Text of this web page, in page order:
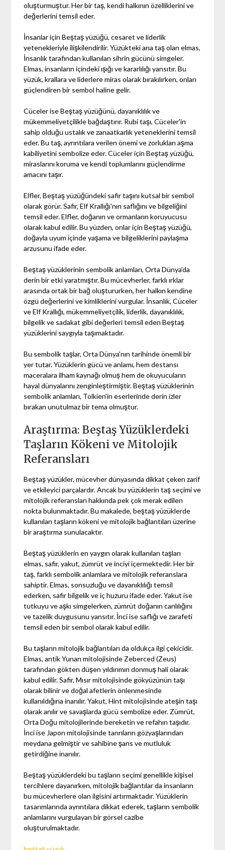
oluşturmuştur. Her bir taş, kendi halkının özelliklerini ve
değerlerini temsil eder.
İnsanlar için Beştaş yüzüğü, cesaret ve liderlik
yetenekleriyle ilişkilendirilir. Yüzükteki ana taş olan elmas,
İnsanlık tarafından kullanılan sihrin gücünü simgeler.
Elmas, insanların içindeki ışığı ve kararlılığı yansıtır. Bu
yüzük, krallara ve liderlere miras olarak bırakılırken, onları
güçlendiren bir sembol haline gelir.
Cüceler ise Beştaş yüzüğünü, dayanıklılık ve
mükemmeliyetçilikle bağdaştırır. Rubi taşı, Cüceler'in
sahip olduğu ustalık ve zanaatkarlık yeteneklerini temsil
eder. Bu taş, ayrıntılara verilen önemi ve zorlukları aşma
kabiliyetini sembolize eder. Cüceler için Beştaş yüzüğü,
miraslarını koruma ve kendi toplumlarını güçlendirme
amacını taşır.
Elfler, Beştaş yüzüğündeki safir taşını kutsal bir sembol
olarak görür. Safir, Elf Krallığı'nın saflığını ve bilgeliğini
temsil eder. Elfler, doğanın ve ormanların koruyucusu
olarak kabul edilir. Bu yüzden, onlar için Beştaş yüzüğü,
doğayla uyum içinde yaşama ve bilgeliklerini paylaşma
arzusunu ifade eder.
Beştaş yüzüklerinin sembolik anlamları, Orta Dünya'da
derin bir etki yaratmıştır. Bu mücevherler, farklı ırklar
arasında ortak bir bağ oluştururken, her halkın kendine
özgü değerlerini ve kimliklerini vurgular. İnsanlık, Cüceler
ve Elf Krallığı, mükemmeliyetçilik, liderlik, dayanıklılık,
bilgelik ve sadakat gibi değerleri temsil eden Beştaş
yüzüklerini saygıyla taşımaktadır.
Bu sembolik taşlar, Orta Dünya'nın tarihinde önemli bir
yer tutar. Yüzüklerin gücü ve anlamı, hem destansı
maceralara ilham kaynağı olmuş hem de okuyucuların
hayal dünyalarını zenginleştirmiştir. Beştaş yüzüklerinin
sembolik anlamları, Tolkien'in eserlerinde derin izler
bırakan unutulmaz bir tema olmuştur.
Araştırma: Beştaş Yüzüklerdeki
Taşların Kökeni ve Mitolojik
Referansları
Beştaş yüzükler, mücevher dünyasında dikkat çeken zarif
ve etkileyici parçalardır. Ancak bu yüzüklerin taş seçimi ve
mitolojik referansları hakkında pek çok merak edilen
nokta bulunmaktadır. Bu makalede, beştaş yüzüklerde
kullanılan taşların kökeni ve mitolojik bağlantıları üzerine
bir araştırma sunulacaktır.
Beştaş yüzüklerin en yaygın olarak kullanılan taşları
elmas, safir, yakut, zümrüt ve inciyi içermektedir. Her bir
taş, farklı sembolik anlamlara ve mitolojik referanslara
sahiptir. Elmas, sonsuzluğu ve dayanıklılığı temsil
ederken, safir bilgelik ve iç huzuru ifade eder. Yakut ise
tutkuyu ve aşkı simgelerken, zümrüt doğanın canlılığını
ve tazelik duygusunu yansıtır. İnci ise saflığı ve zarafeti
temsil eden bir sembol olarak kabul edilir.
Bu taşların mitolojik bağlantıları da oldukça ilgi çekicidir.
Elmas, antik Yunan mitolojisinde Zeberced (Zeus)
tarafından gökten düşen yıldırımın donmuş hali olarak
kabul edilir. Safir, Mısır mitolojisinde gökyüzünün taşı
olarak bilinir ve doğal afetlerin önlenmesinde
kullanıldığına inanılır. Yakut, Hint mitolojisinde ateşin taşı
olarak anılır ve savaşlarda gücü sembolize eder. Zümrüt,
Orta Doğu mitolojilerinde bereketin ve refahın taşıdır.
İnci ise Japon mitolojisinde tanrıların gözyaşlarından
meydana gelmiştir ve sahibine şans ve mutluluk
getirdiğine inanılır.
Beştaş yüzüklerdeki bu taşların seçimi genellikle kişisel
tercihlere dayanırken, mitolojik bağlantılar da insanların
bu mücevherlere olan ilgisini artırmaktadır. Yüzüklerin
tasarımlarında ayrıntılara dikkat ederek, taşların sembolik
anlamlarını vurgulayan bir görsel cazibe
oluşturulmaktadır.